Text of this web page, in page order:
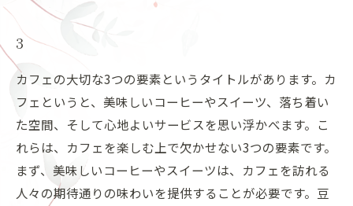
3
カフェの大切な3つの要素というタイトルがあります。カ
フェというと、美味しいコーヒーやスイーツ、落ち着い
た空間、そして心地よいサービスを思い浮かべます。こ
れらは、カフェを楽しむ上で欠かせない3つの要素です。
まず、美味しいコーヒーやスイーツは、カフェを訪れる
人々の期待通りの味わいを提供することが必要です。豆